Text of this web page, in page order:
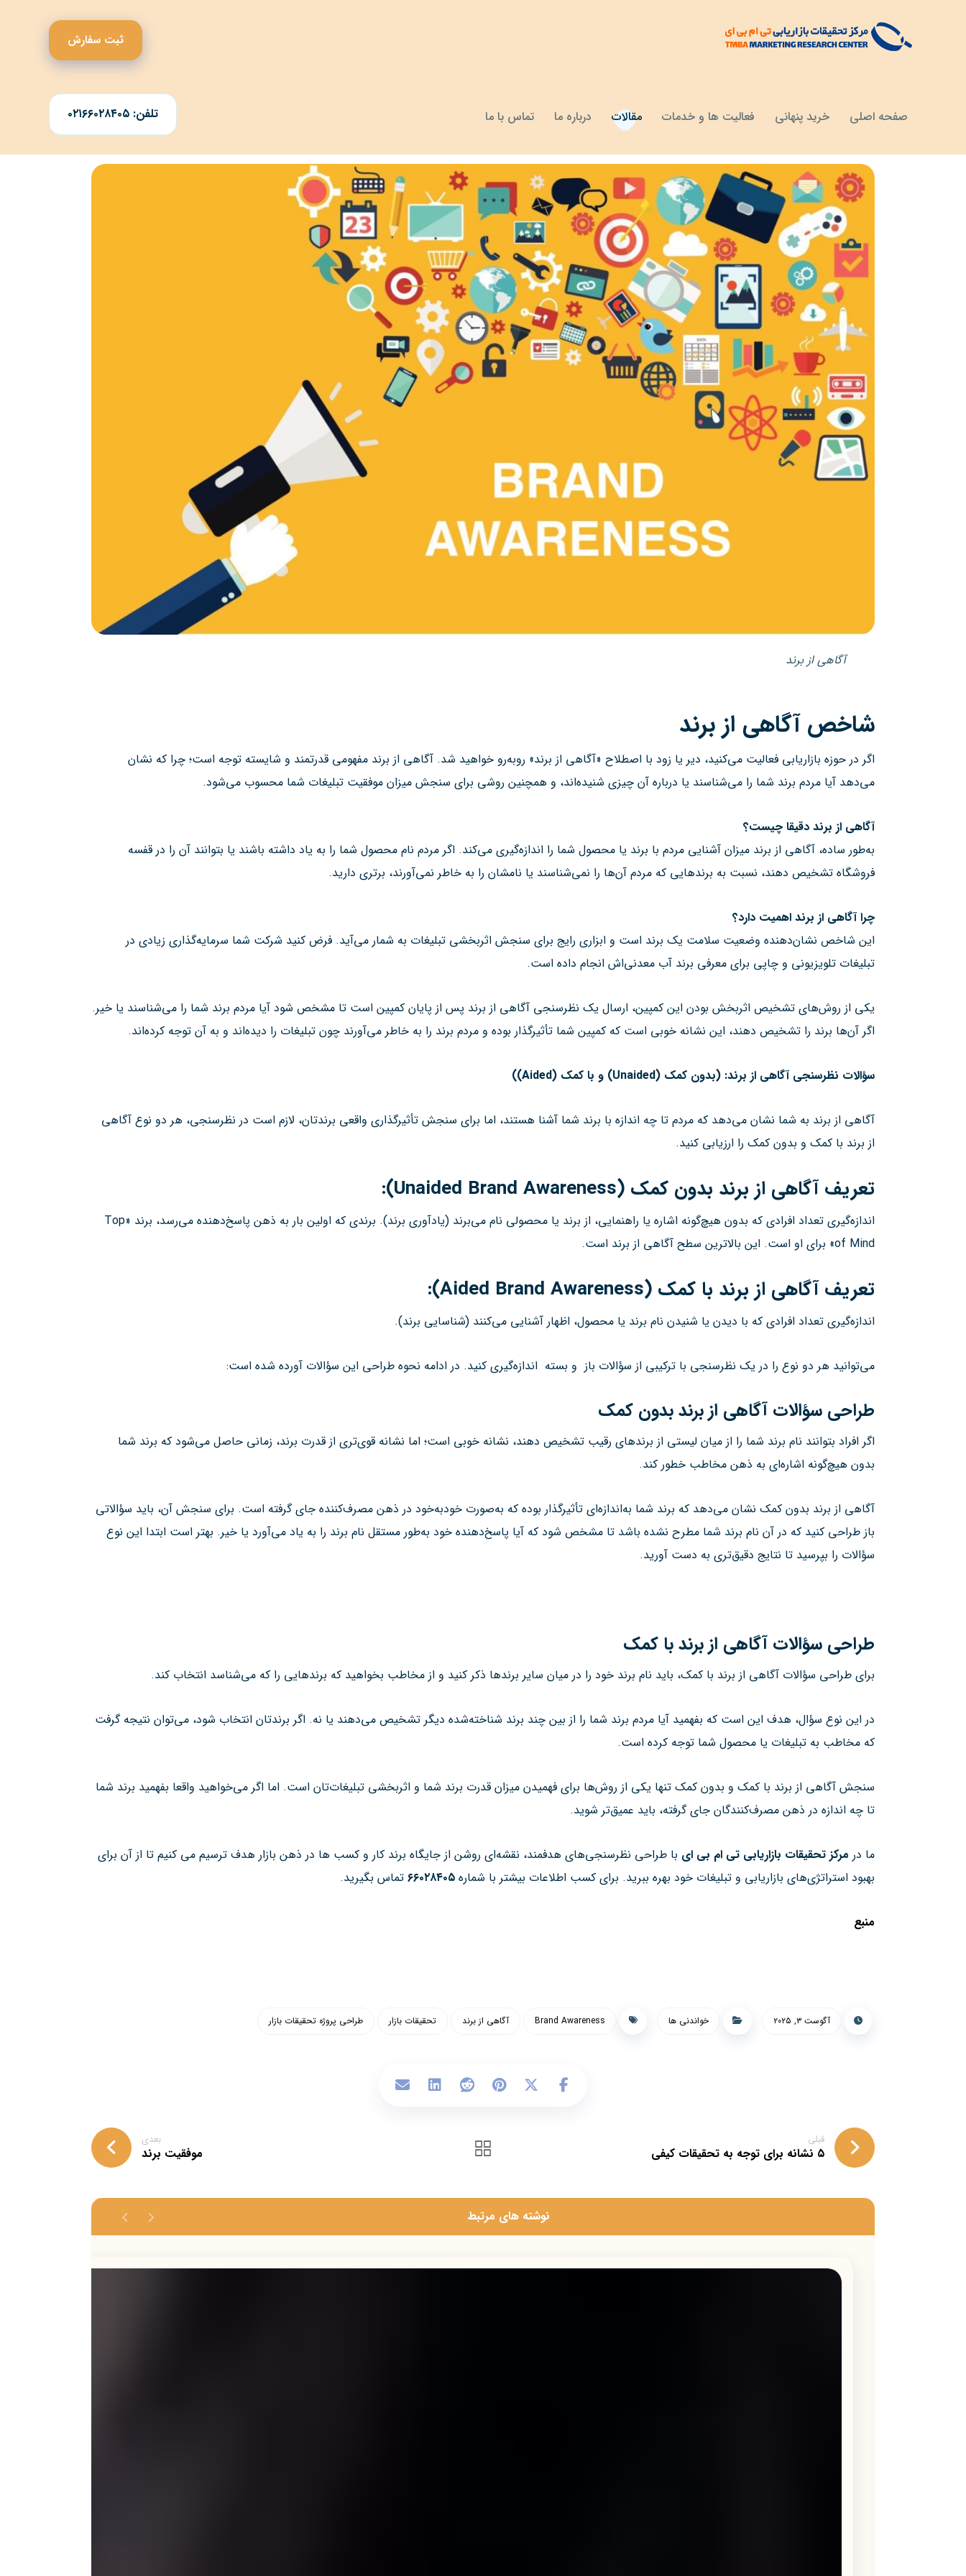
صفحه اصلی خرید پنهانی فعالیت ها و خدمات مقالات درباره ما تماس با ما
ثبت سفارش
تلفن: ۰۲۱۶۶۰۲۸۴۰۵
آگاهی از برند
شاخص آگاهی از برند
اگر در حوزه بازاریابی فعالیت می‌کنید، دیر یا زود با اصطلاح «آگاهی از برند» روبه‌رو خواهید شد. آگاهی از برند مفهومی قدرتمند و شایسته توجه است؛ چرا که نشان
می‌دهد آیا مردم برند شما را می‌شناسند یا درباره آن چیزی شنیده‌اند، و همچنین روشی برای سنجش میزان موفقیت تبلیغات شما محسوب می‌شود.
آگاهی از برند دقیقا چیست؟
به‌طور ساده، آگاهی از برند میزان آشنایی مردم با برند یا محصول شما را اندازه‌گیری می‌کند. اگر مردم نام محصول شما را به یاد داشته باشند یا بتوانند آن را در قفسه
فروشگاه تشخیص دهند، نسبت به برندهایی که مردم آن‌ها را نمی‌شناسند یا نامشان را به خاطر نمی‌آورند، برتری دارید.
چرا آگاهی از برند اهمیت دارد؟
این شاخص نشان‌دهنده وضعیت سلامت یک برند است و ابزاری رایج برای سنجش اثربخشی تبلیغات به شمار می‌آید. فرض کنید شرکت شما سرمایه‌گذاری زیادی در
تبلیغات تلویزیونی و چاپی برای معرفی برند آب معدنی‌اش انجام داده است.
یکی از روش‌های تشخیص اثربخش بودن این کمپین، ارسال یک نظرسنجی آگاهی از برند پس از پایان کمپین است تا مشخص شود آیا مردم برند شما را می‌شناسند یا خیر.
اگر آن‌ها برند را تشخیص دهند، این نشانه خوبی است که کمپین شما تأثیرگذار بوده و مردم برند را به خاطر می‌آورند چون تبلیغات را دیده‌اند و به آن توجه کرده‌اند.
سؤالات نظرسنجی آگاهی از برند: (بدون کمک (Unaided) و با کمک (Aided)
)
آگاهی از برند به شما نشان می‌دهد که مردم تا چه اندازه با برند شما آشنا هستند، اما برای سنجش تأثیرگذاری واقعی برندتان، لازم است در نظرسنجی، هر دو نوع آگاهی
از برند با کمک و بدون کمک را ارزیابی کنید.
تعریف آگاهی از برند بدون کمک (Unaided Brand Awareness):
اندازه‌گیری تعداد افرادی که بدون هیچ‌گونه اشاره یا راهنمایی، از برند یا محصولی نام می‌برند (یادآوری برند). برندی که اولین بار به ذهن پاسخ‌دهنده می‌رسد، برند «Top
of Mind» برای او است. این بالاترین سطح آگاهی از برند است.
تعریف آگاهی از برند با کمک (Aided Brand Awareness):
اندازه‌گیری تعداد افرادی که با دیدن یا شنیدن نام برند یا محصول، اظهار آشنایی می‌کنند (شناسایی برند).
می‌توانید هر دو نوع را در یک نظرسنجی با ترکیبی از سؤالات باز و بسته اندازه‌گیری کنید. در ادامه نحوه طراحی این سؤالات آورده شده است:
طراحی سؤالات آگاهی از برند بدون کمک
اگر افراد بتوانند نام برند شما را از میان لیستی از برندهای رقیب تشخیص دهند، نشانه خوبی است؛ اما نشانه قوی‌تری از قدرت برند، زمانی حاصل می‌شود که برند شما
بدون هیچ‌گونه اشاره‌ای به ذهن مخاطب خطور کند.
آگاهی از برند بدون کمک نشان می‌دهد که برند شما به‌اندازه‌ای تأثیرگذار بوده که به‌صورت خودبه‌خود در ذهن مصرف‌کننده جای گرفته است. برای سنجش آن، باید سؤالاتی
باز طراحی کنید که در آن نام برند شما مطرح نشده باشد تا مشخص شود که آیا پاسخ‌دهنده خود به‌طور مستقل نام برند را به یاد می‌آورد یا خیر. بهتر است ابتدا این نوع
سؤالات را بپرسید تا نتایج دقیق‌تری به دست آورید.
طراحی سؤالات آگاهی از برند با کمک
برای طراحی سؤالات آگاهی از برند با کمک، باید نام برند خود را در میان سایر برندها ذکر کنید و از مخاطب بخواهید که برندهایی را که می‌شناسد انتخاب کند.
در این نوع سؤال، هدف این است که بفهمید آیا مردم برند شما را از بین چند برند شناخته‌شده دیگر تشخیص می‌دهند یا نه. اگر برندتان انتخاب شود، می‌توان نتیجه گرفت
که مخاطب به تبلیغات یا محصول شما توجه کرده است.
سنجش آگاهی از برند با کمک و بدون کمک تنها یکی از روش‌ها برای فهمیدن میزان قدرت برند شما و اثربخشی تبلیغات‌تان است. اما اگر می‌خواهید واقعا بفهمید برند شما
تا چه اندازه در ذهن مصرف‌کنندگان جای گرفته، باید عمیق‌تر شوید.
ما در مرکز تحقیقات بازاریابی تی ام بی ای با طراحی نظرسنجی‌های هدفمند، نقشه‌ای روشن از جایگاه برند کار و کسب ها در ذهن بازار هدف ترسیم می کنیم تا از آن برای
بهبود استراتژی‌های بازاریابی و تبلیغات خود بهره ببرید. برای کسب اطلاعات بیشتر با شماره۶۶۰۲۸۴۰۵ تماس بگیرید.
منبع
آگوست ۳, ۲۰۲۵ خواندنی ها Brand Awareness آگاهی از برند تحقیقات بازار طراحی پروژه تحقیقات بازار
قبلی
۵ نشانه برای توجه به تحقیقات کیفی
بعدی
موفقیت برند
‫نوشته های مرتبط